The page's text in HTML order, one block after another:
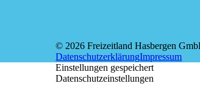
© 2026 Freizeitland Hasbergen
DatenschutzerklärungImpressum
Einstellungen gespeichert
Datenschutzeinstellungen